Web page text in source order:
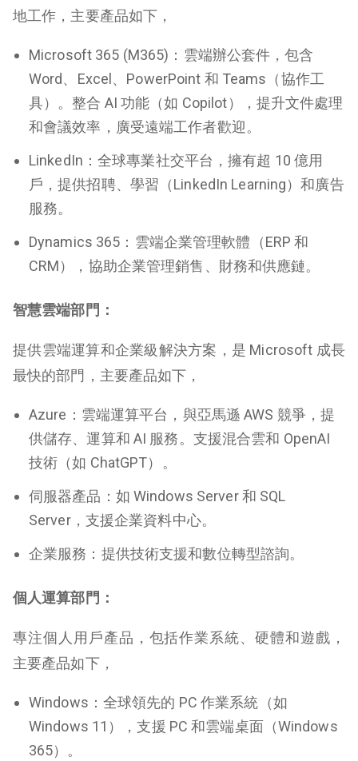
地工作，主要產品如下，
Microsoft 365 (M365) ：雲端辦公套件，包含
Word、Excel、PowerPoint 和 Teams（協作工
具）。整合 AI 功能（如 Copilot），提升文件處理
和會議效率，廣受遠端工作者歡迎。
LinkedIn ：全球專業社交平台，擁有超 10 億用
戶，提供招聘、學習（LinkedIn Learning）和廣告
服務。
Dynamics 365 ：雲端企業管理軟體（ERP 和
CRM），協助企業管理銷售、財務和供應鏈。
智慧雲端部門：
提供雲端運算和企業級解決方案，是 Microsoft 成長
最快的部門，主要產品如下，
Azure：雲端運算平台，與亞馬遜 AWS 競爭，提
供儲存、運算和 AI 服務。支援混合雲和 OpenAI
技術（如 ChatGPT）。
伺服器產品：如 Windows Server 和 SQL
Server，支援企業資料中心。
企業服務：提供技術支援和數位轉型諮詢。
個人運算部門：
專注個人用戶產品，包括作業系統、硬體和遊戲，
主要產品如下，
Windows ：全球領先的 PC 作業系統（如
Windows 11），支援 PC 和雲端桌面（Windows
365）。